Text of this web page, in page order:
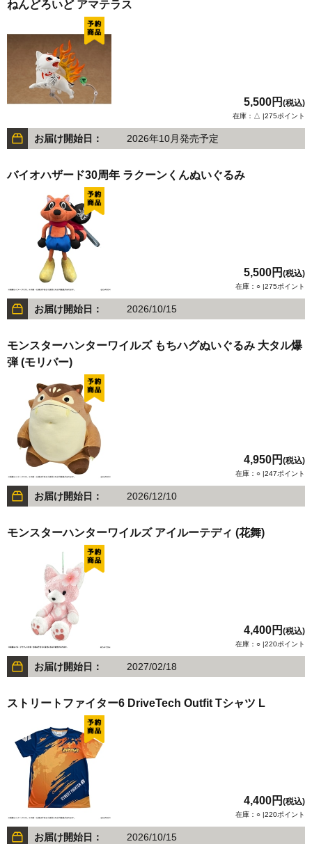
ねんどろいど アマテラス
5,500円 (税込)
在庫：△ |275ポイント
お届け開始日： 2026年10月発売予定
バイオハザード30周年 ラクーンくんぬいぐるみ
5,500円 (税込)
在庫：○ |275ポイント
お届け開始日： 2026/10/15
モンスターハンターワイルズ もちハグぬいぐるみ 大タル爆
弾 (モリバー)
4,950円 (税込)
在庫：○ |247ポイント
お届け開始日： 2026/12/10
モンスターハンターワイルズ アイルーテディ (花舞)
4,400円 (税込)
在庫：○ |220ポイント
お届け開始日： 2027/02/18
ストリートファイター6 DriveTech Outfit Tシャツ L
4,400円 (税込)
在庫：○ |220ポイント
お届け開始日： 2026/10/15